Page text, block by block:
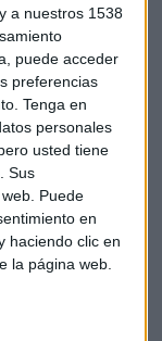
a nuestros 1538
puede acceder
preferencias
Tenga en
personales
usted tiene
Sus
Puede
en
haciendo clic en
la página web.
siendo elsector
el
resorts de lujo,
entre
icónicas
pilares
años no
sectores con